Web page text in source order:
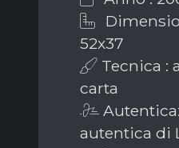
52x37
Tecnica :
carta
autentica di